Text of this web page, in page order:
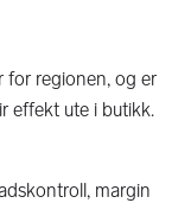
for regionen, og er
effekt ute i butikk.
margin